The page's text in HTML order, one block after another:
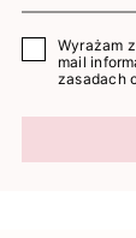
Wyrażam
mail
zasadach